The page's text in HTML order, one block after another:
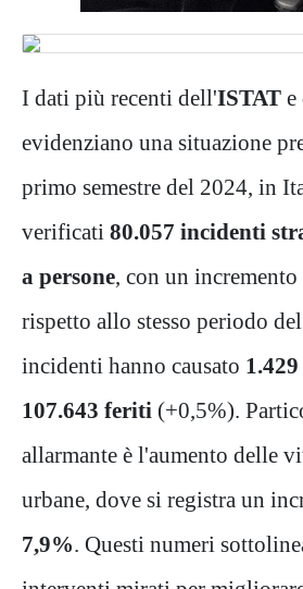
I dati più recenti dell'ISTAT e
evidenziano una situazione
primo semestre del 2024, in
verificati 80.057 incidenti
a persone, con un
rispetto allo stesso periodo
incidenti hanno causato 1.429
107.643 feriti (+0,5%).
allarmante è l'aumento delle
urbane, dove si registra un
7,9%. Questi numeri